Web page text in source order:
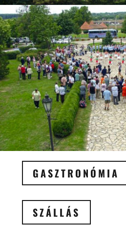
GASZTRONÓMIA
SZÁLLÁS